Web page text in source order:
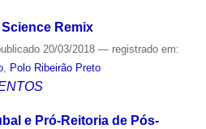
Remix
20/03/2018 — registrado em:
, Polo Ribeirão Preto
e Pró-Reitoria de Pós-